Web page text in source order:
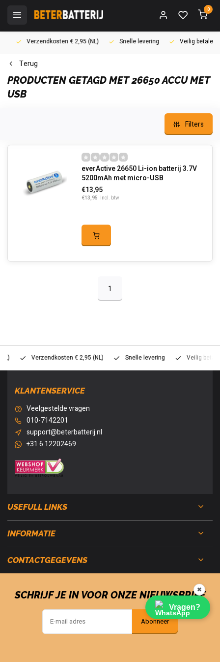
0
Verzendkosten € 2,95 (NL) Snelle levering Veilig betalen
Terug
PRODUCTEN GETAGD MET 26650 ACCU MET
USB
Filters
everActive 26650 Li-ion batterij 3.7V
5200mAh met micro-USB
€13,95
€13,95 Incl. btw
1
Verzendkosten € 2,95 (NL) Snelle levering Veilig betalen
KLANTENSERVICE
Veelgestelde vragen
010-7142201
support@beterbatterij.nl
+31 6 12202469
USEFULL LINKS
INFORMATIE
CONTACTGEGEVENS
SCHRIJF JE IN VOOR ONZE NIEUWSBRIEF
Abonneer
✖
Vragen?